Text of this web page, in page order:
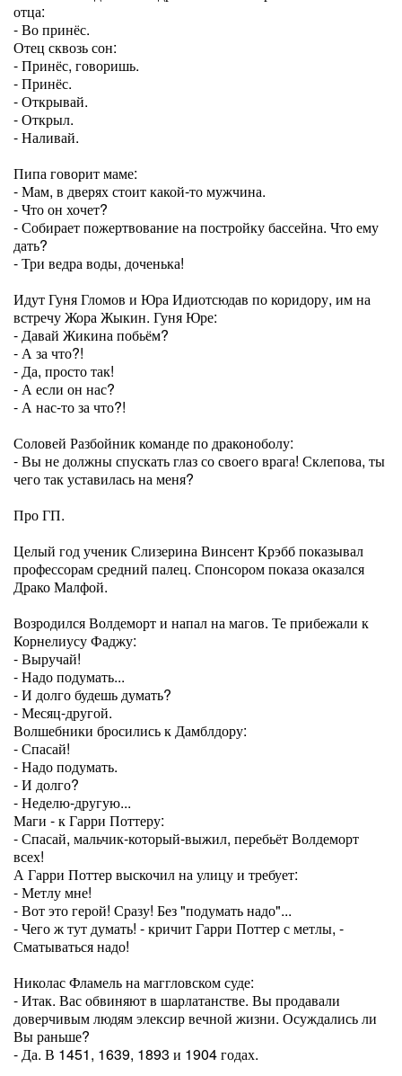
отца:
- Во принёс.
Отец сквозь сон:
- Принёс, говоришь.
- Принёс.
- Открывай.
- Открыл.
- Наливай.
Пипа говорит маме:
- Мам, в дверях стоит какой-то мужчина.
- Что он хочет?
- Собирает пожертвование на постройку бассейна. Что ему
дать?
- Три ведра воды, доченька!
Идут Гуня Гломов и Юра Идиотсюдав по коридору, им на
встречу Жора Жыкин. Гуня Юре:
- Давай Жикина побьём?
- А за что?!
- Да, просто так!
- А если он нас?
- А нас-то за что?!
Соловей Разбойник команде по драконоболу:
- Вы не должны спускать глаз со своего врага! Склепова, ты
чего так уставилась на меня?
Про ГП.
Целый год ученик Слизерина Винсент Крэбб показывал
профессорам средний палец. Спонсором показа оказался
Драко Малфой.
Возродился Волдеморт и напал на магов. Те прибежали к
Корнелиусу Фаджу:
- Выручай!
- Надо подумать...
- И долго будешь думать?
- Месяц-другой.
Волшебники бросились к Дамблдору:
- Спасай!
- Надо подумать.
- И долго?
- Неделю-другую...
Маги - к Гарри Поттеру:
- Спасай, мальчик-который-выжил, перебьёт Волдеморт
всех!
А Гарри Поттер выскочил на улицу и требует:
- Метлу мне!
- Вот это герой! Сразу! Без "подумать надо"...
- Чего ж тут думать! - кричит Гарри Поттер с метлы, -
Сматываться надо!
Николас Фламель на маггловском суде:
- Итак. Вас обвиняют в шарлатанстве. Вы продавали
доверчивым людям элексир вечной жизни. Осуждались ли
Вы раньше?
- Да. В 1451, 1639, 1893 и 1904 годах.